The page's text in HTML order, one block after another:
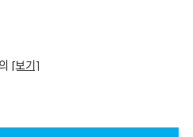
[보기]